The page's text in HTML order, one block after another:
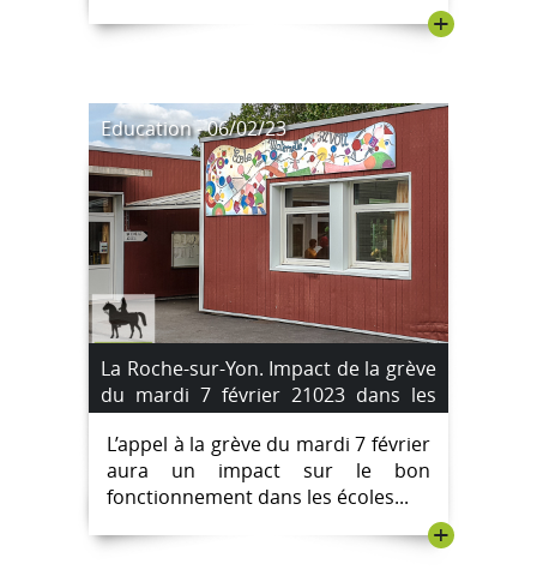
+
Education - 06/02/23
La Roche-sur-Yon. Impact de la grève
du mardi 7 février 21023 dans les
écoles publiques.
L’appel à la grève du mardi 7 février
aura un impact sur le bon
fonctionnement dans les écoles...
+